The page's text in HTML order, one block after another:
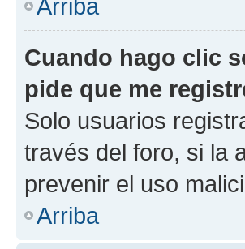
Arriba
Cuando hago clic
pide que me
Solo usuarios
través del foro, si la
prevenir el uso
Arriba